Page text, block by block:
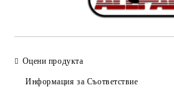
Оцени продукта
Информация за Съответствие